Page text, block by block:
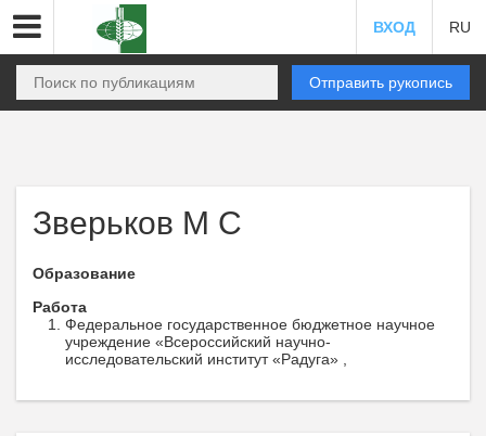
ВХОД RU
Отправить рукопись
Зверьков М С
Образование
Работа
Федеральное государственное бюджетное научное
учреждение «Всероссийский научно-
исследовательский институт «Радуга» ,